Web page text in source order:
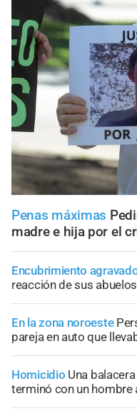
Penas máximas
madre e hija por el
Encubrimiento
reacción de sus
En la zona noroeste
pareja en auto que
Homicidio Una
terminó con un hombre